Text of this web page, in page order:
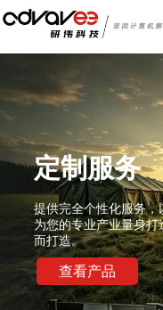
定制服务
提供完全个性化服务，
为您的专业产业量身
而打造。
查看产品